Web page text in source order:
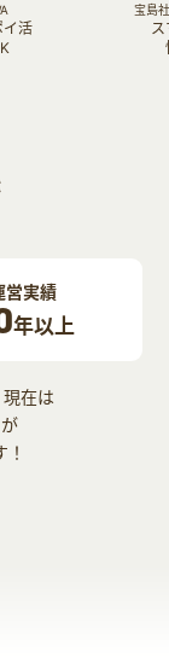
イ活
宝島
営実績
年以上
在は